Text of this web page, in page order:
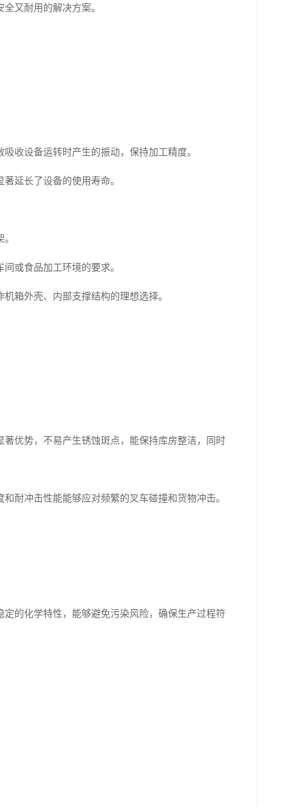
又耐用的解决方案。
收设备运转时产生的振动，保持加工精度。
延长了设备的使用寿命。
或食品加工环境的要求。
箱外壳、内部支撑结构的理想选择。
优势，不易产生锈蚀斑点，能保持库房整洁，同时
耐冲击性能能够应对频繁的叉车碰撞和货物冲击。
的化学特性，能够避免污染风险，确保生产过程符